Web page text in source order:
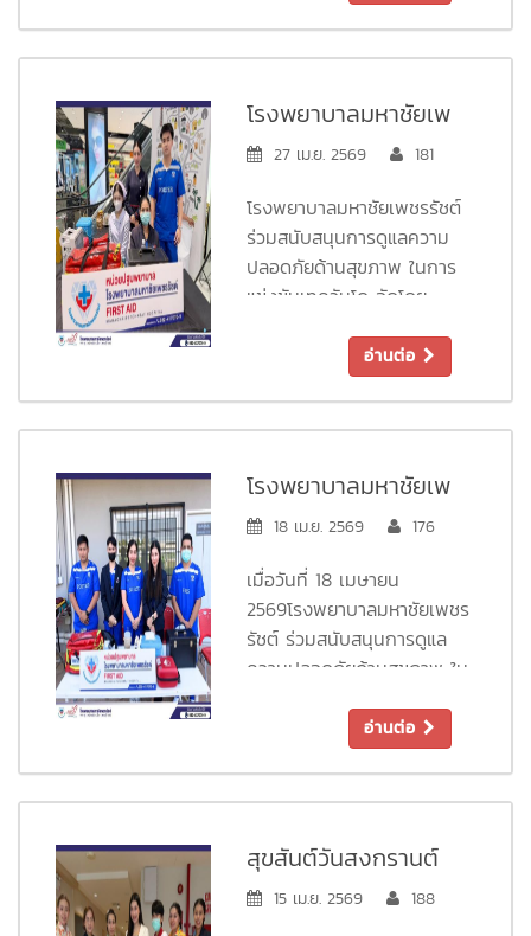
30 เมษายน 2569 โดย
เพชรบุรี ณ อาคาร
เอนกประสงค์บริเวณชายทะเล
หาดเจ้าสำราญ เพื่อร่วมส่ง
ทุกภาคส่วนที่มีบทบาทสำคัญ
ในการขับเคลื่อนสังคม
โรงพยาบาลมหาชัยเพ
ชรรัชต์ ร่วมสนับสนุน
การดูแลความปลอดภัย
ด้านสุขภาพ ในการ
แข่งขันเทควันโด จัด
โดย “สถาบันสอนศิลปะ
การต่อสู้ป้องกันตัววิถี
เพชรเทควันโดคลับ”
27 เม.ย. 2569 181
โรงพยาบาลมหาชัยเพชรรัชต์
ร่วมสนับสนุนการดูแลความ
ปลอดภัยด้านสุขภาพ ในการ
แข่งขันเทควันโด จัดโดย
ป้องกันตัววิถีเพชรเทควันโด
คลับ” ณ ลานชั้น 1
ปฐมพยาบาลเบื้องต้นและรถ
พยาบาลฉุกเฉินพร้อมเครื่อง
AED เพื่อดูแลนักกีฬาและผู้
เข้าชมตลอดการแข่งขัน ให้ทุก
คนปลอดภัยในทุกช่วงเวลา
ของการจัดกิจกรรม
โรงพยาบาลมหาชัยเพชรรัชต์
อ่านต่อ
โรงพยาบาลมหาชัยเพ
ชรรัชต์ ร่วมสนับสนุน
การดูแลความปลอดภัย
ด้านสุขภาพ ในการ
แข่งขัน “THAILAND
SEMI-PRO LEAGUE
2025/26 (โซนภาค
18 เม.ย. 2569 176
เมื่อวันที่ 18 เมษายน
2569โรงพยาบาลมหาชัยเพชร
รัชต์ ร่วมสนับสนุนการดูแล
ความปลอดภัยด้านสุขภาพ ใน
SEMI-PRO LEAGUE
2025/26 (โซนภาคตะวันตก)”
เพชรบุรี โดยจัดทีมหน่วย
ปฐมพยาบาลเบื้องต้นและรถ
พยาบาลฉุกเฉิน เพื่อดูแล
อ่านต่อ
สุขสันต์วันสงกรานต์
2569
15 เม.ย. 2569 188